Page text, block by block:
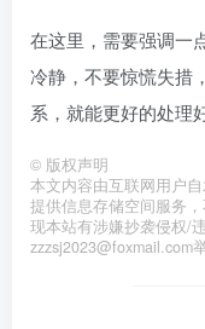
在这里，需要强调一
冷静，不要惊慌失措
系，就能更好的处理
© 版权声明
本文内容由互联网用户
提供信息存储空间服务
现本站有涉嫌抄袭侵权/
zzzsj2023@foxmail.com